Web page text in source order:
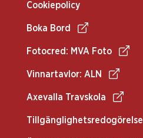
Cookiepolicy
Boka Bord
Fotocred: MVA Foto
Vinnartavlor: ALN
Axevalla Travskola
Tillgänglighetsredogörelse